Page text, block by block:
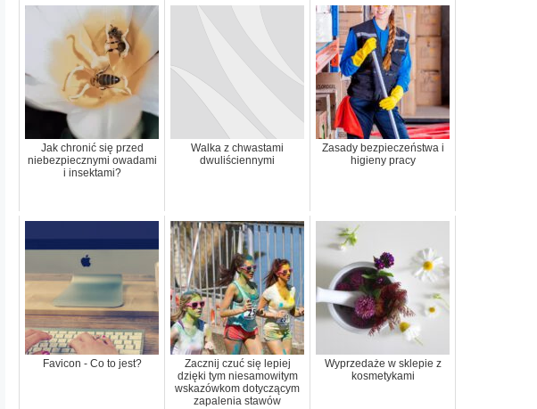
Jak chronić się przed
niebezpiecznymi owadami
i insektami?
Walka z chwastami
dwuliściennymi
Zasady bezpieczeństwa i
higieny pracy
Favicon - Co to jest?
Zacznij czuć się lepiej
dzięki tym niesamowitym
wskazówkom dotyczącym
zapalenia stawów
Wyprzedaże w sklepie z
kosmetykami